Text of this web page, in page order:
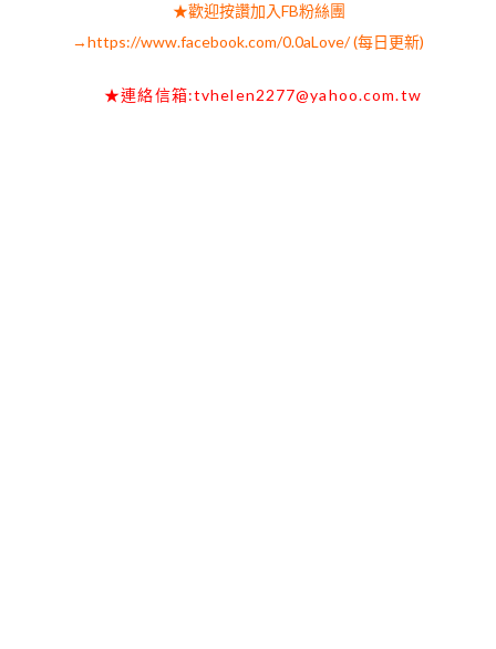
★歡迎按讚加入FB粉絲團
→https://www.facebook.com/0.0aLove/(每日更新)
★連絡信箱:tvhelen2277@yahoo.com.tw